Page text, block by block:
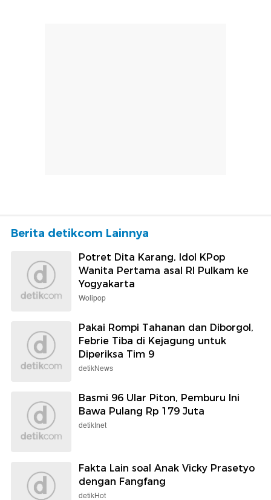
Berita detikcom Lainnya
Potret Dita Karang, Idol KPop
Wanita Pertama asal RI Pulkam ke
Yogyakarta
Wolipop
Pakai Rompi Tahanan dan Diborgol,
Febrie Tiba di Kejagung untuk
Diperiksa Tim 9
detikNews
Basmi 96 Ular Piton, Pemburu Ini
Bawa Pulang Rp 179 Juta
detikInet
Fakta Lain soal Anak Vicky Prasetyo
dengan Fangfang
detikHot